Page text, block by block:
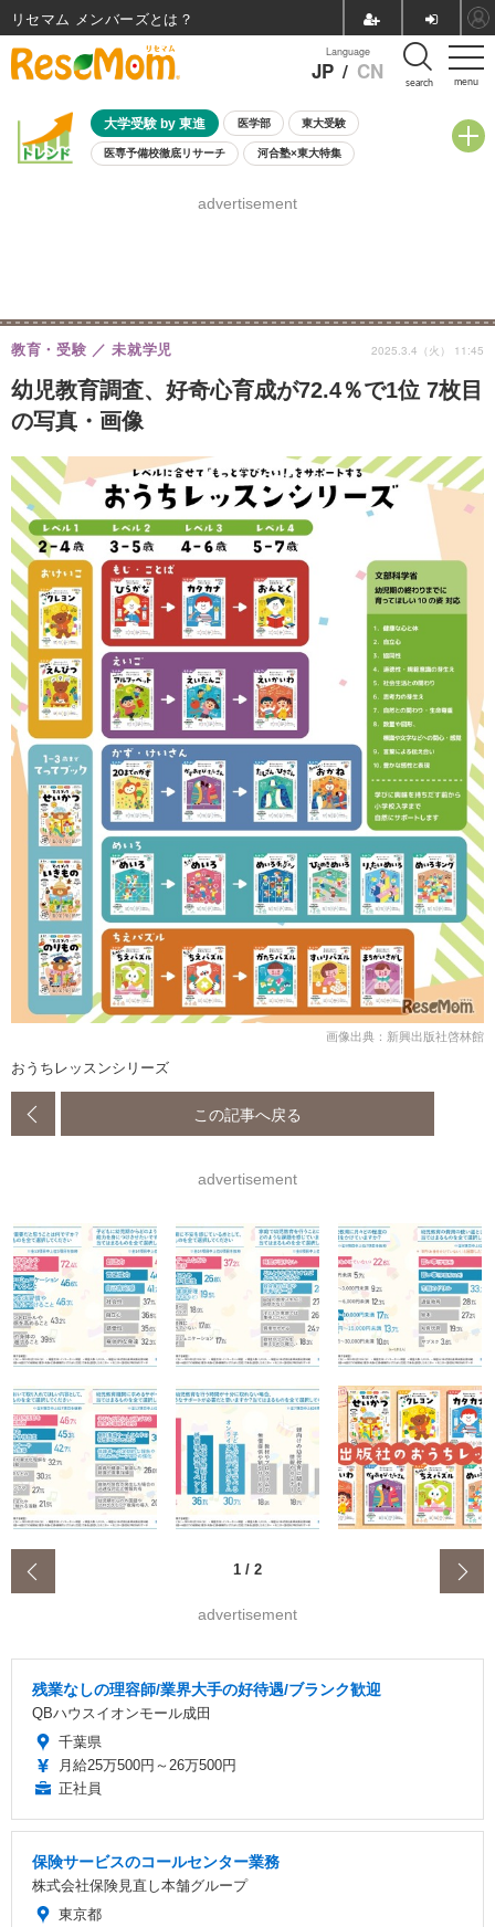
menu
Language
JP / CN search
大学受験 by 東進 医学部 東大受験
医専予備校徹底リサーチ 河合塾×東大特集
8月開催学校説明会・相談会
advertisement
幼児教育調査、好奇心育成が72.4％で1位 7枚目
の写真・画像
教育・受験 未就学児 2025.3.4（火） 11:45
画像出典：新興出版社啓林館
おうちレッスンシリーズ
この記事へ戻る
advertisement
1 / 2
advertisement
残業なしの理容師/業界大手の好待遇/ブランク歓迎
QBハウスイオンモール成田
千葉県
月給25万500円～26万500円
正社員
保険サービスのコールセンター業務
株式会社保険見直し本舗グループ
東京都
リセマム メンバーズ